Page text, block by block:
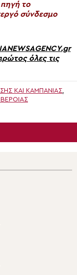
το
σύνδεσμο
όλες τις
ΚΑΙ ΚΑΜΠΑΝΊΑΣ,